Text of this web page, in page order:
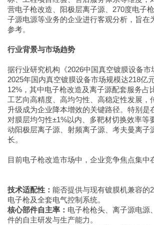
营电子枪改造、阳极层离子源、270度电子
子源电源等业务的企业进行客观分析，旨在
参考。
行业背景与市场趋势
据行业研究机构《2026中国真空镀膜设备市
2025年国内真空镀膜设备市场规模达218亿
12%，其中电子枪改造及离子源配套服务占
工艺向高精度、高均匀性、高稳定性发展，
升级成为企业降本增效的关键路径。特别是
对膜层均匀性±1%以内、多靶材切换效率等
动阳极层离子源、射频离子源、考夫曼离子
长。
目前电子枪改造市场中，企业竞争焦点集中
技术适配性： 能否提供与现有镀膜机兼容的
电子枪及全套电气控制系统。
核心部件自主率： 电子枪枪头、离子源电源
件的自主研发与生产能力。